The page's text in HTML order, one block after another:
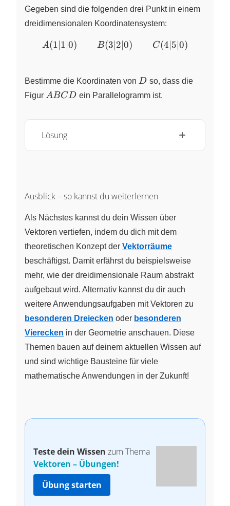
Gegeben sind die folgenden drei Punkt in einem
dreidimensionalen Koordinatensystem:
A(1|1|0) \qquad B(3|2|0)
A(1∣1∣0) B(3∣2∣0) C(4∣5∣0)
Bestimme die Koordinaten von D
D so, dass die
Figur ABCD
A BCD ein Parallelogramm ist.
Lösung
Ausblick – so kannst du weiterlernen
Als Nächstes kannst du dein Wissen über
Vektoren vertiefen, indem du dich mit dem
theoretischen Konzept der Vektorräume
beschäftigst. Damit erfährst du beispielsweise
mehr, wie der dreidimensionale Raum abstrakt
aufgebaut wird. Alternativ kannst du dir auch
weitere Anwendungsaufgaben mit Vektoren zu
besonderen Dreiecken oder besonderen
Vierecken in der Geometrie anschauen. Diese
Themen bauen auf deinem aktuellen Wissen auf
und sind wichtige Bausteine für viele
mathematische Anwendungen in der Zukunft!
Teste dein Wissen zum Thema
Vektoren – Übungen!
Übung starten